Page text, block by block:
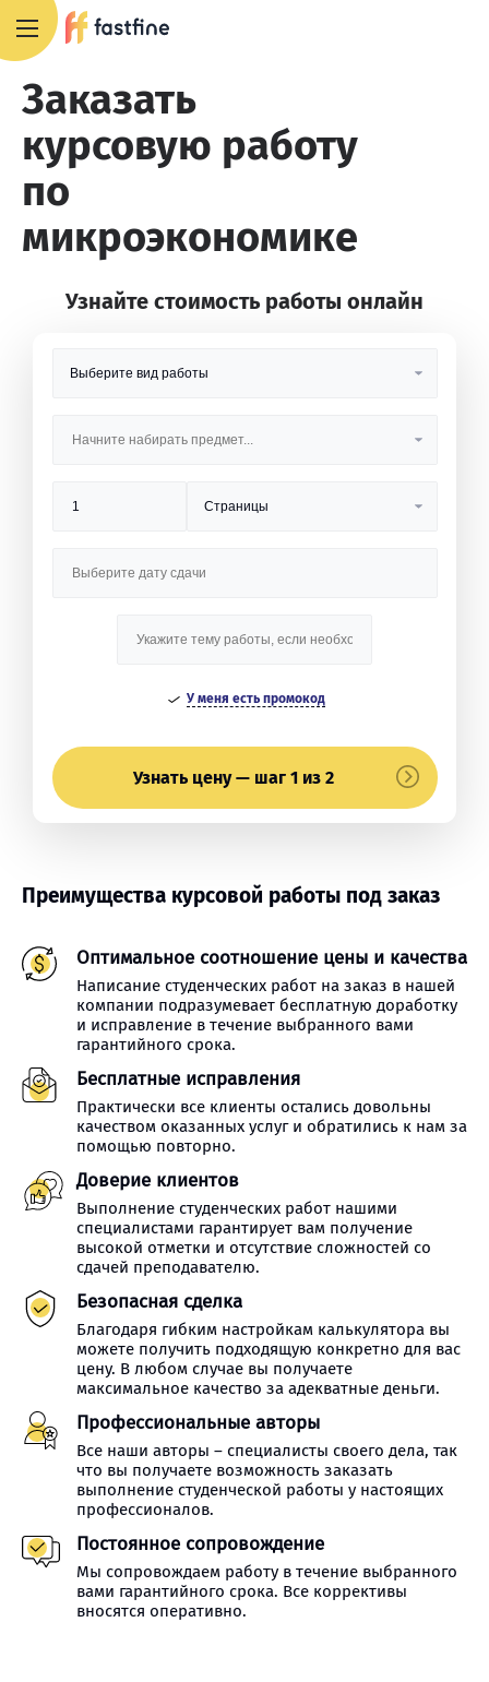
Заказать
курсовую работу
по
микроэкономике
Узнайте стоимость работы онлайн
У меня есть промокод
Узнать цену — шаг 1 из 2
Преимущества курсовой работы под заказ
Оптимальное соотношение цены и качества
Написание студенческих работ на заказ в нашей
компании подразумевает бесплатную доработку
и исправление в течение выбранного вами
гарантийного срока.
Бесплатные исправления
Практически все клиенты остались довольны
качеством оказанных услуг и обратились к нам за
помощью повторно.
Доверие клиентов
Выполнение студенческих работ нашими
специалистами гарантирует вам получение
высокой отметки и отсутствие сложностей со
сдачей преподавателю.
Безопасная сделка
Благодаря гибким настройкам калькулятора вы
можете получить подходящую конкретно для вас
цену. В любом случае вы получаете
максимальное качество за адекватные деньги.
Профессиональные авторы
Все наши авторы – специалисты своего дела, так
что вы получаете возможность заказать
выполнение студенческой работы у настоящих
профессионалов.
Постоянное сопровождение
Мы сопровождаем работу в течение выбранного
вами гарантийного срока. Все коррективы
вносятся оперативно.